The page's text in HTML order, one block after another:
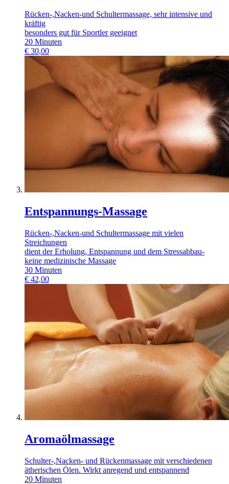
Rücken-,Nacken-und Schultermassage, sehr intensive und
kräftig
besonders gut für Sportler geeignet
20 Minuten
€ 30,00
Entspannungs-Massage
Rücken-,Nacken-und Schultermassage mit vielen
Streichungen
dient der Erholung, Entspannung und dem Stressabbau-
keine medizinische Massage
30 Minuten
€ 42,00
Aromaölmassage
Schulter-,Nacken- und Rückenmassage mit verschiedenen
ätherischen Ölen. Wirkt anregend und entspannend
20 Minuten